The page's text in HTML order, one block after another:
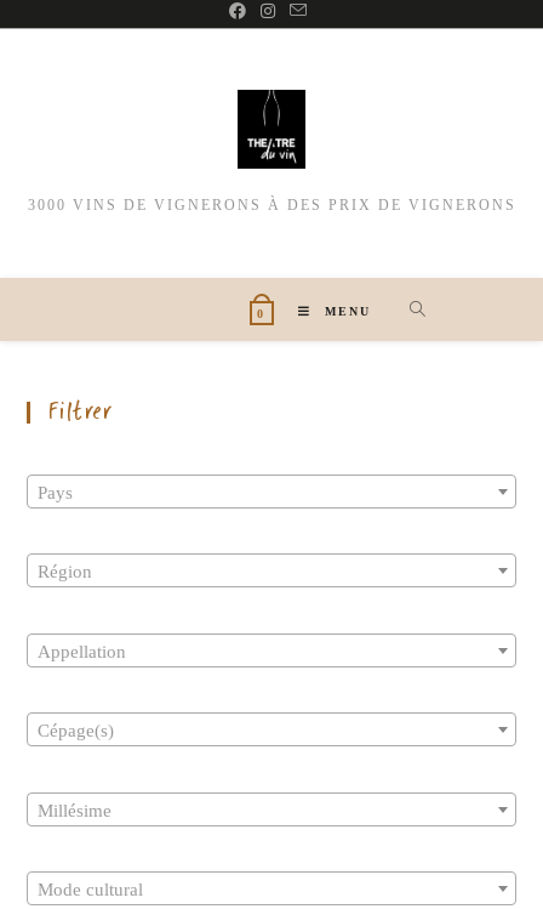
3000 VINS DE VIGNERONS À DES PRIX DE VIGNERONS
0 MENU
Filtrer
Pays
Région
Appellation
Cépage(s)
Millésime
Mode cultural